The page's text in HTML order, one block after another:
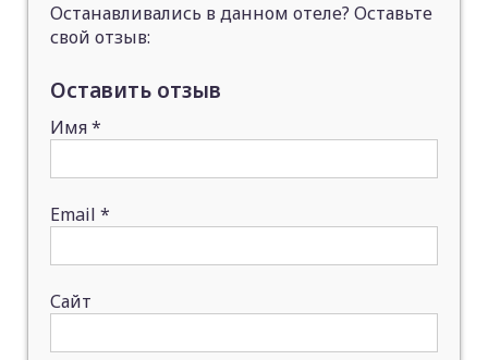
Останавливались в данном отеле? Оставьте
свой отзыв:
Оставить отзыв
Имя*
Email *
Сайт